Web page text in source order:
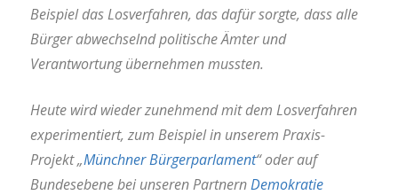
Beispiel das Losverfahren, das dafür sorgte, dass alle
Bürger abwechselnd politische Ämter und
Verantwortung übernehmen mussten.
Heute wird wieder zunehmend mit dem Losverfahren
experimentiert, zum Beispiel in unserem Praxis-
Projekt „Münchner Bürgerparlament“ oder auf
Bundesebene bei unseren PartnernDemokratie